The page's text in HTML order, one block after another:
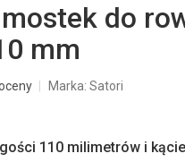
110 milimetrów i
do
mm
Marka: Satori